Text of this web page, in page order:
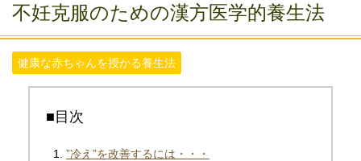
不妊克服のための漢方医学的養生法
健康な赤ちゃんを授かる養生法
■目次
”冷え”を改善するには・・・